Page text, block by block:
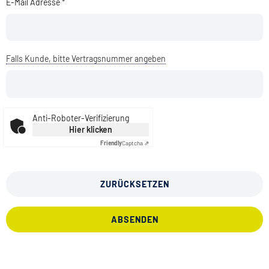
Falls Kunde, bitte Vertragsnummer angeben
Anti-Roboter-Verifizierung
Hier klicken
FriendlyCaptcha ⇗
ZURÜCKSETZEN
ABSENDEN